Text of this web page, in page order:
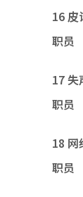
16 皮
职员
17 失
职员
18 网
职员